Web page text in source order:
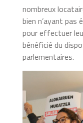
nombreux
bien n’ayant pas
pour effectuer
bénéficié du
parlementaires.